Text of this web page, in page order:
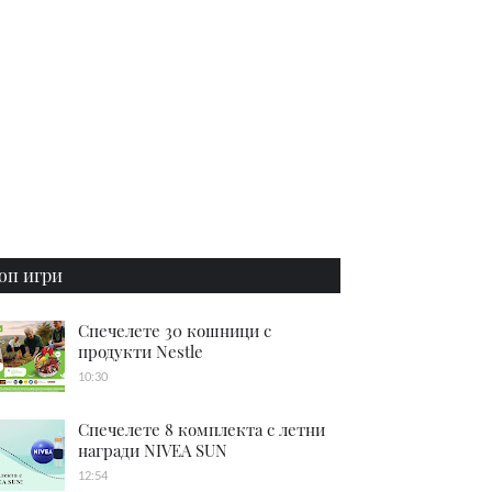
игри
Спечелете 30 кошници с
продукти Nestle
10:30
Спечелете 8 комплекта с летни
награди NIVEA SUN
12:54